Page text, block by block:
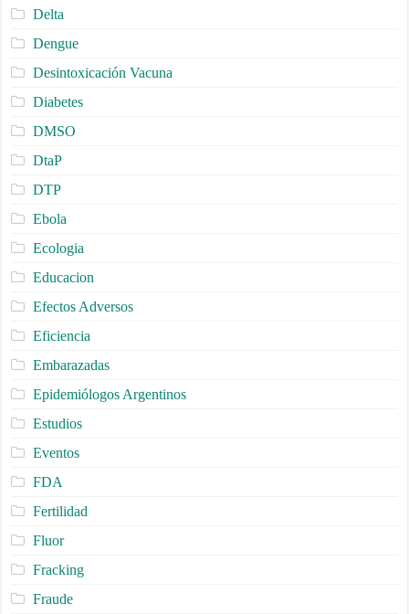
Delta
Dengue
Desintoxicación Vacuna
Diabetes
DMSO
DtaP
DTP
Ebola
Ecologia
Educacion
Efectos Adversos
Eficiencia
Embarazadas
Epidemiólogos Argentinos
Estudios
Eventos
FDA
Fertilidad
Fluor
Fracking
Fraude